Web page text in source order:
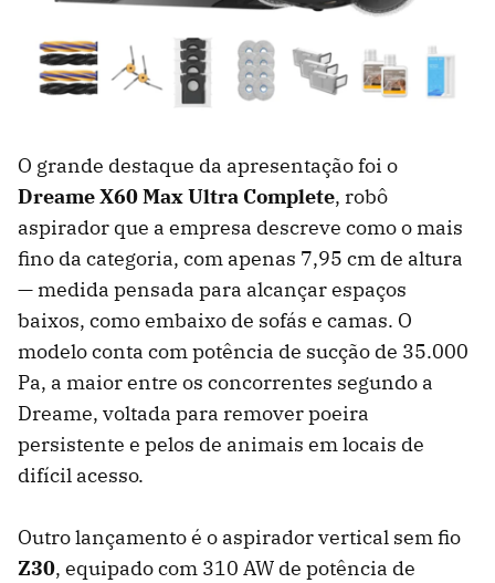
O grande destaque da apresentação foi o
Dreame X60 Max Ultra Complete, robô
aspirador que a empresa descreve como o mais
fino da categoria, com apenas 7,95 cm de altura
— medida pensada para alcançar espaços
baixos, como embaixo de sofás e camas. O
modelo conta com potência de sucção de 35.000
Pa, a maior entre os concorrentes segundo a
Dreame, voltada para remover poeira
persistente e pelos de animais em locais de
difícil acesso.
Outro lançamento é o aspirador vertical sem fio
Z30, equipado com 310 AW de potência de